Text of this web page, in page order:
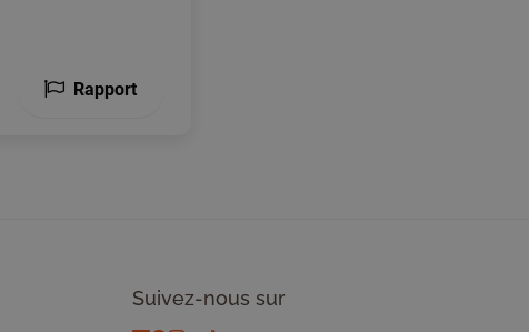
Rapport
Suivez-nous sur